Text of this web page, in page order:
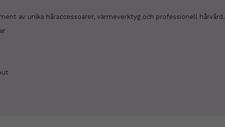
av unika håraccessoarer, värmeverktyg och professionell hårvård.